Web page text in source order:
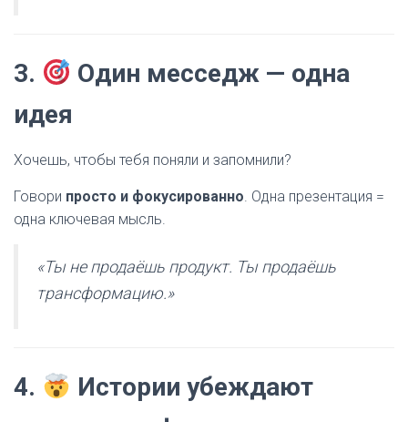
3.
Один месседж — одна
идея
Хочешь, чтобы тебя поняли и запомнили?
Говори просто и фокусированно. Одна презентация =
одна ключевая мысль.
«Ты не продаёшь продукт. Ты продаёшь
трансформацию.»
4.
Истории убеждают